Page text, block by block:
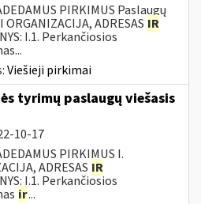
PIRKIMUS Paslaugų
ADRESAS IR
I.1. Perkančiosios
Viešieji pirkimai
tyrimų paslaugų viešasis
10-17
PIRKIMUS I.
ADRESAS IR
I.1. Perkančiosios
ir...